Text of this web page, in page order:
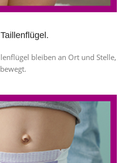
bleiben an Ort und Stelle,